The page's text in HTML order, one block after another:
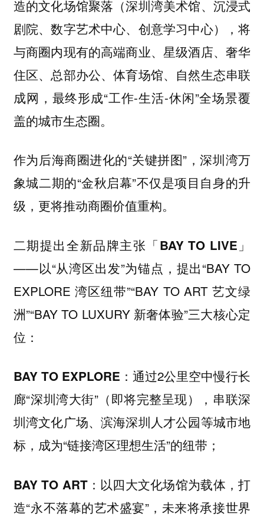
造的文化场馆聚落（深圳湾美术馆、沉浸式
剧院、数字艺术中心、创意学习中心），将
与商圈内现有的高端商业、星级酒店、奢华
住区、总部办公、体育场馆、自然生态串联
成网，最终形成“工作-生活-休闲”全场景覆
盖的城市生态圈。
作为后海商圈进化的“关键拼图”，深圳湾万
象城二期的“金秋启幕”不仅是项目自身的升
级，更将推动商圈价值重构。
二期提出全新品牌主张「BAY TO LIVE」
——以“从湾区出发”为锚点，提出“BAY TO
EXPLORE 湾区纽带”“BAY TO ART 艺文绿
洲”“BAY TO LUXURY 新奢体验”三大核心定
位：
BAY TO EXPLORE： 通过2公里空中慢行长
廊“深圳湾大街”（即将完整呈现），串联深
圳湾文化广场、滨海深圳人才公园等城市地
标，成为“链接湾区理想生活”的纽带；
BAY TO ART： 以四大文化场馆为载体，打
造“永不落幕的艺术盛宴”，未来将承接世界